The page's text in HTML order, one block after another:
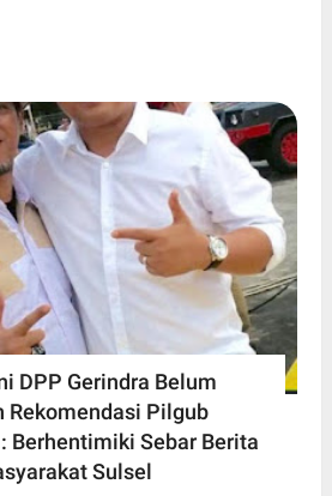
DPP Gerindra Belum
Rekomendasi Pilgub
Berhentimiki Sebar Berita
Sulsel